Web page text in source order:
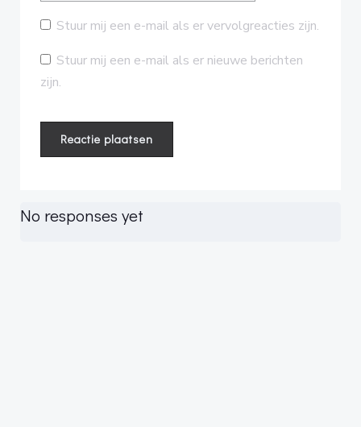
Stuur mij een e-mail als er vervolgreacties zijn.
Stuur mij een e-mail als er nieuwe berichten
zijn.
No responses yet